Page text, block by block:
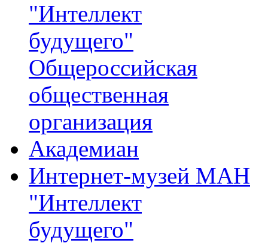
"Интеллект
будущего"
Общероссийская
общественная
организация
Академиан
Интернет-музей МАН
"Интеллект
будущего"